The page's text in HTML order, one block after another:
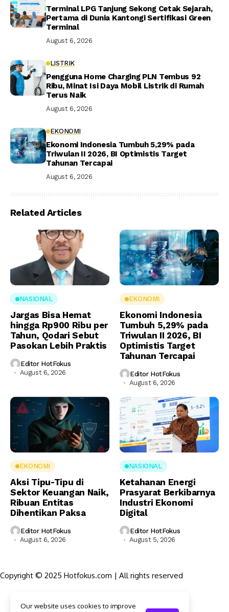
Terminal LPG Tanjung Sekong Cetak Sejarah,
Pertama di Dunia Kantongi Sertifikasi Green
Terminal
August 6, 2026
LISTRIK
Pengguna Home Charging PLN Tembus 92
Ribu, Minat Isi Daya Mobil Listrik di Rumah
Terus Naik
August 6, 2026
EKONOMI
Ekonomi Indonesia Tumbuh 5,29% pada
Triwulan II 2026, BI Optimistis Target
Tahunan Tercapai
August 6, 2026
Related Articles
NASIONAL
Jargas Bisa Hemat
hingga Rp900 Ribu per
Tahun, Qodari Sebut
Pasokan Lebih Praktis
Editor HotFokus
August 6, 2026
EKONOMI
Ekonomi Indonesia
Tumbuh 5,29% pada
Triwulan II 2026, BI
Optimistis Target
Tahunan Tercapai
Editor HotFokus
August 6, 2026
EKONOMI
Aksi Tipu-Tipu di
Sektor Keuangan Naik,
Ribuan Entitas
Dihentikan Paksa
Editor HotFokus
August 6, 2026
NASIONAL
Ketahanan Energi
Prasyarat Berkibarnya
Industri Ekonomi
Digital
Editor HotFokus
August 5, 2026
Copyright © 2025 Hotfokus.com | All rights reserved
Struktur Organisasi
Our website uses cookies to improve